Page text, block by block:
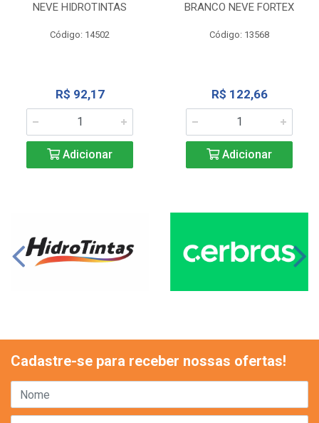
NEVE HIDROTINTAS
Código: 14502
R$ 92,17
Adicionar
BRANCO NEVE FORTEX
Código: 13568
R$ 122,66
Adicionar
Cadastre-se para receber nossas ofertas!